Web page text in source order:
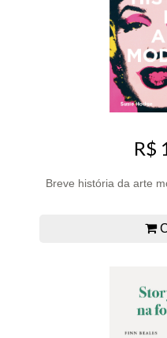
R$
Breve história da arte